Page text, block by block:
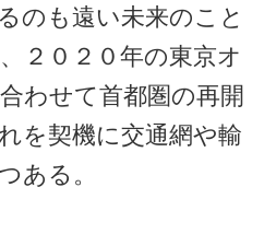
のも遠い未来のこと
２０２０年の東京オ
わせて首都圏の再開
を契機に交通網や輸
ある。